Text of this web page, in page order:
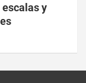
escalas y